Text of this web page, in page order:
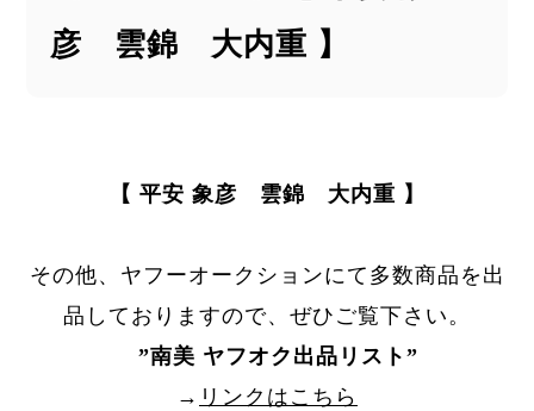
彦 雲錦 大内重 】
【 平安 象彦 雲錦 大内重 】
その他、ヤフーオークションにて多数商品を出
品しておりますので、ぜひご覧下さい。
”南美 ヤフオク出品リスト ”
→ リンクはこちら